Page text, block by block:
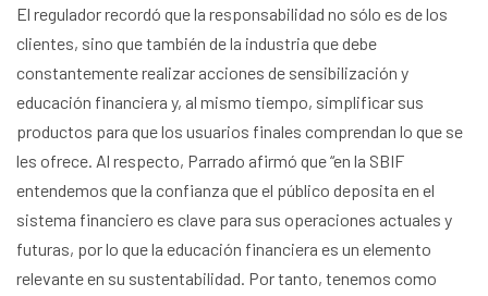
El regulador recordó que la responsabilidad no sólo es de los
clientes, sino que también de la industria que debe
constantemente realizar acciones de sensibilización y
educación financiera y, al mismo tiempo, simplificar sus
productos para que los usuarios finales comprendan lo que se
les ofrece. Al respecto, Parrado afirmó que “en la SBIF
entendemos que la confianza que el público deposita en el
sistema financiero es clave para sus operaciones actuales y
futuras, por lo que la educación financiera es un elemento
relevante en su sustentabilidad. Por tanto, tenemos como